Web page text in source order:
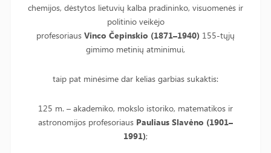
chemijos, dėstytos lietuvių kalba pradininko, visuomenės ir
politinio veikėjo
profesoriaus Vinco Čepinskio (1871–1940) 155-tųjų
gimimo metinių atminimui,
taip pat minėsime dar kelias garbias sukaktis:
125 m. – akademiko, mokslo istoriko, matematikos ir
astronomijos profesoriaus Pauliaus Slavėno (1901–
1991);